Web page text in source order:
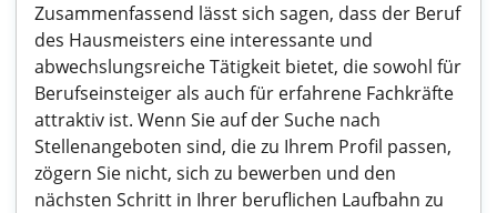
Zusammenfassend lässt sich sagen, dass der Beruf
des Hausmeisters eine interessante und
abwechslungsreiche Tätigkeit bietet, die sowohl für
Berufseinsteiger als auch für erfahrene Fachkräfte
attraktiv ist. Wenn Sie auf der Suche nach
Stellenangeboten sind, die zu Ihrem Profil passen,
zögern Sie nicht, sich zu bewerben und den
nächsten Schritt in Ihrer beruflichen Laufbahn zu